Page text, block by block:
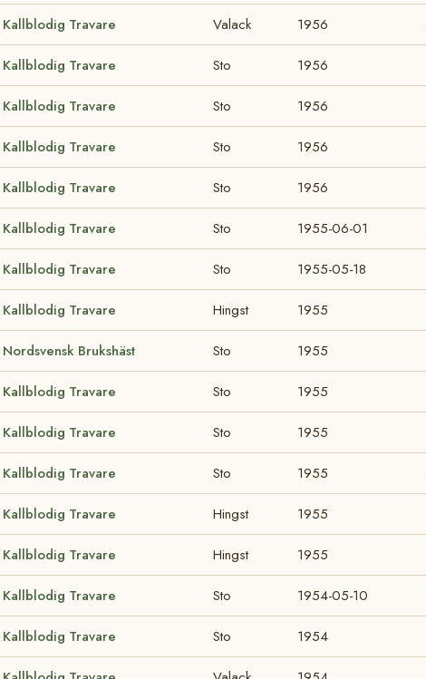
Kallblodig Travare Valack 1956
Kallblodig Travare Sto 1956
Kallblodig Travare Sto 1956
Kallblodig Travare Sto 1956
Kallblodig Travare Sto 1956
Kallblodig Travare Sto 1955-06-01
Kallblodig Travare Sto 1955-05-18
Kallblodig Travare Hingst 1955
Nordsvensk Brukshäst Sto 1955
Kallblodig Travare Sto 1955
Kallblodig Travare Sto 1955
Kallblodig Travare Sto 1955
Kallblodig Travare Hingst 1955
Kallblodig Travare Hingst 1955
Kallblodig Travare Sto 1954-05-10
Kallblodig Travare Sto 1954